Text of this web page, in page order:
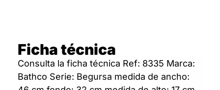
Ficha técnica
Consulta la ficha técnica Ref: 8335 Marca:
Bathco Serie: Begursa medida de ancho: